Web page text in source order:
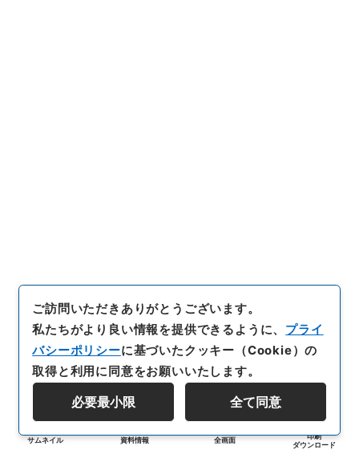
サムネイル 資料情報 全画面
印刷
ダウンロード
ご訪問いただきありがとうございます。
私たちがより良い情報を提供できるように、 プライ
バシーポリシーに基づいたクッキー（Cookie）の
取得と利用に同意をお願いいたします。
必要最小限 全て同意